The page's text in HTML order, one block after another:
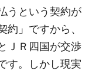
うという契約が
約」ですから、
ＪＲ四国が交渉
す。しかし現実